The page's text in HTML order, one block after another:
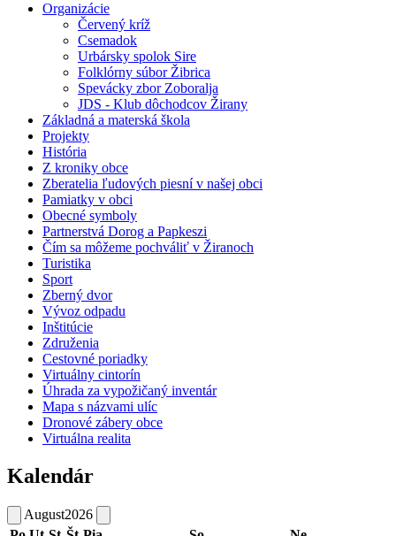
Organizácie
Červený kríž
Csemadok
Urbársky spolok Sire
Folklórny súbor Žibrica
Spevácky zbor Zoboralja
JDS - Klub dôchodcov Žirany
Základná a materská škola
Projekty
História
Z kroniky obce
Zberatelia ľudových piesní v našej obci
Pamiatky v obci
Obecné symboly
Partnerstvá Dorog a Papkeszi
Čím sa môžeme pochváliť v Žiranoch
Turistika
Sport
Zberný dvor
Vývoz odpadu
Inštitúcie
Združenia
Cestovné poriadky
Virtuálny cintorín
Úhrada za vypožičaný inventár
Mapa s názvami ulíc
Dronové zábery obce
Virtuálna realita
Kalendár
August2026